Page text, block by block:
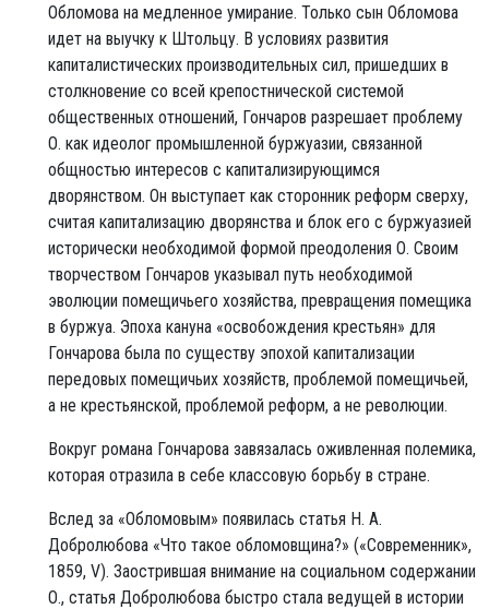
Обломова на медленное умирание. Только сын Обломова
идет на выучку к Штольцу. В условиях развития
капиталистических производительных сил, пришедших в
столкновение со всей крепостнической системой
общественных отношений, Гончаров разрешает проблему
О. как идеолог промышленной буржуазии, связанной
общностью интересов с капитализирующимся
дворянством. Он выступает как сторонник реформ сверху,
считая капитализацию дворянства и блок его с буржуазией
исторически необходимой формой преодоления О. Своим
творчеством Гончаров указывал путь необходимой
эволюции помещичьего хозяйства, превращения помещика
в буржуа. Эпоха кануна «освобождения крестьян» для
Гончарова была по существу эпохой капитализации
передовых помещичьих хозяйств, проблемой помещичьей,
а не крестьянской, проблемой реформ, а не революции.
Вокруг романа Гончарова завязалась оживленная полемика,
которая отразила в себе классовую борьбу в стране.
Вслед за «Обломовым» появилась статья Н. А.
Добролюбова «Что такое обломовщина?» («Современник»,
1859, V). Заострившая внимание на социальном содержании
О., статья Добролюбова быстро стала ведущей в истории